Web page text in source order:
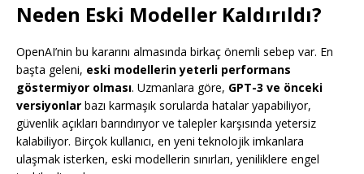
Neden Eski Modeller Kaldırıldı?
OpenAI’nin bu kararını almasında birkaç önemli sebep var. En
başta geleni, eski modellerin yeterli performans
göstermiyor olması. Uzmanlara göre, GPT-3 ve önceki
versiyonlar bazı karmaşık sorularda hatalar yapabiliyor,
güvenlik açıkları barındırıyor ve talepler karşısında yetersiz
kalabiliyor. Birçok kullanıcı, en yeni teknolojik imkanlara
ulaşmak isterken, eski modellerin sınırları, yeniliklere engel